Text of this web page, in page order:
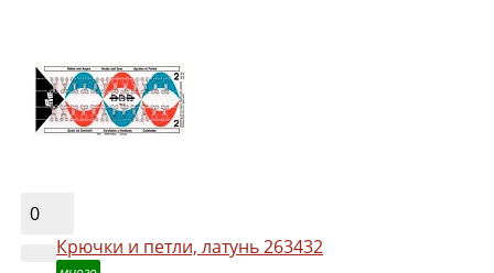
0
Крючки и петли, латунь 263432